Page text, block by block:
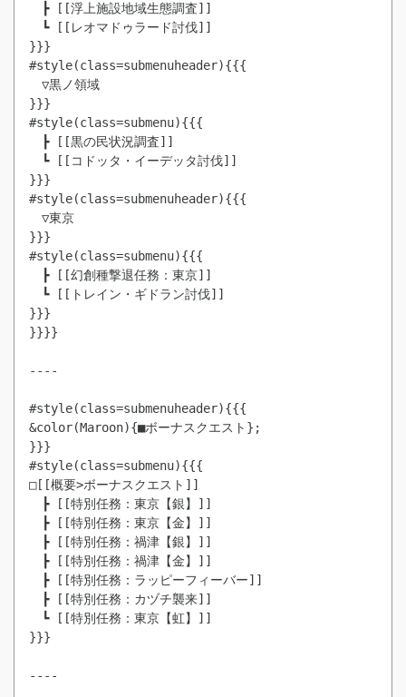
┣ [[浮上施設地域生態調査]]
┗ [[レオマドゥラード討伐]]
}}}
#style(class=submenuheader){{{
▽黒ノ領域
}}}
#style(class=submenu){{{
┣ [[黒の民状況調査]]
┗ [[コドッタ・イーデッタ討伐]]
}}}
#style(class=submenuheader){{{
▽東京
}}}
#style(class=submenu){{{
┣ [[幻創種撃退任務：東京]]
┗ [[トレイン・ギドラン討伐]]
}}}
}}}}
----
#style(class=submenuheader){{{
&color(Maroon){■ボーナスクエスト};
}}}
#style(class=submenu){{{
□[[概要>ボーナスクエスト]]
┣ [[特別任務：東京【銀】]]
┣ [[特別任務：東京【金】]]
┣ [[特別任務：禍津【銀】]]
┣ [[特別任務：禍津【金】]]
┣ [[特別任務：ラッピーフィーバー]]
┣ [[特別任務：カヅチ襲来]]
┗ [[特別任務：東京【虹】]]
}}}
----